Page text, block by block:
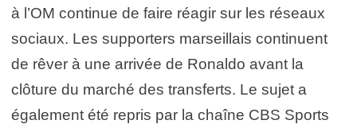
à l’OM continue de faire réagir sur les réseaux
sociaux. Les supporters marseillais continuent
de rêver à une arrivée de Ronaldo avant la
clôture du marché des transferts. Le sujet a
également été repris par la chaîne CBS Sports